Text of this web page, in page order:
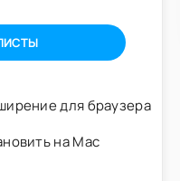
для браузера
на Mac